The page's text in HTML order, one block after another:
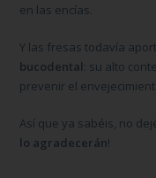
en las encías.
Y las fresas todavía
bucodental: su alto
prevenir el
Así que ya sabéis, no
lo agradecerán!